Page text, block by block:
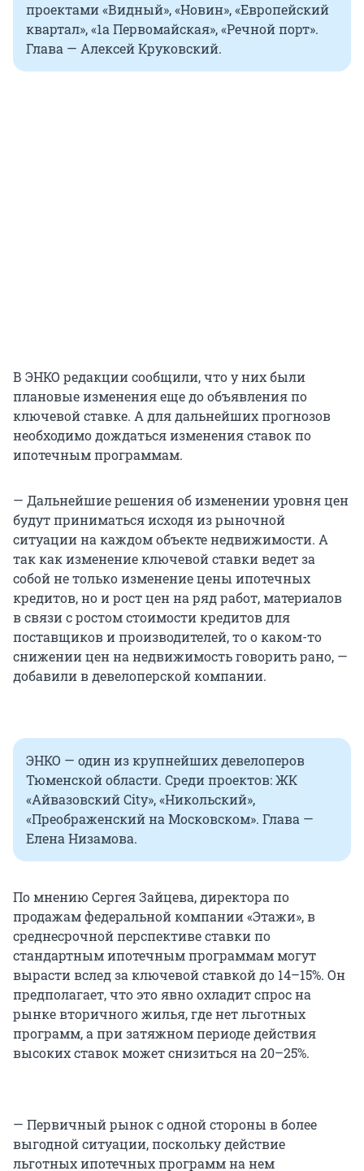
проектами «Видный», «Новин», «Европейский
квартал», «1а Первомайская», «Речной порт».
Глава — Алексей Круковский.
В ЭНКО редакции сообщили, что у них были
плановые изменения еще до объявления по
ключевой ставке. А для дальнейших прогнозов
необходимо дождаться изменения ставок по
ипотечным программам.
— Дальнейшие решения об изменении уровня цен
будут приниматься исходя из рыночной
ситуации на каждом объекте недвижимости. А
так как изменение ключевой ставки ведет за
собой не только изменение цены ипотечных
кредитов, но и рост цен на ряд работ, материалов
в связи с ростом стоимости кредитов для
поставщиков и производителей, то о каком-то
снижении цен на недвижимость говорить рано, —
добавили в девелоперской компании.
ЭНКО — один из крупнейших девелоперов
Тюменской области. Среди проектов: ЖК
«Айвазовский City», «Никольский»,
«Преображенский на Московском». Глава —
Елена Низамова.
По мнению Сергея Зайцева, директора по
продажам федеральной компании «Этажи», в
среднесрочной перспективе ставки по
стандартным ипотечным программам могут
вырасти вслед за ключевой ставкой до 14–15%. Он
предполагает, что это явно охладит спрос на
рынке вторичного жилья, где нет льготных
программ, а при затяжном периоде действия
высоких ставок может снизиться на 20–25%.
— Первичный рынок с одной стороны в более
выгодной ситуации, поскольку действие
льготных ипотечных программ на нем